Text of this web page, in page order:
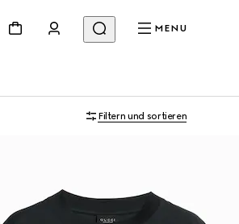
MENU
Filtern und sortieren